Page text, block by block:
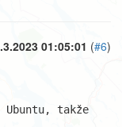
01:05:01 (#6)
Ubuntu, takže